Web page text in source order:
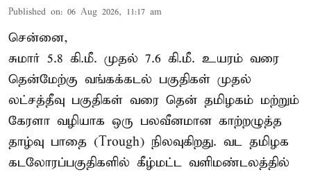
Published on: 06 Aug 2026, 11:17 am
சென்னை,
சுமார் 5.8 கி.மீ. முதல் 7.6 கி.மீ. உயரம் வரை
தென்மேற்கு வங்கக்கடல் பகுதிகள் முதல்
லட்சத்தீவு பகுதிகள் வரை தென் தமிழகம் மற்றும்
கேரளா வழியாக ஒரு பலவீனமான காற்றழுத்த
தாழ்வு பாதை (Trough) நிலவுகிறது. வட தமிழக
கடலோரப்பகுதிகளில் கீழ்மட்ட வளிமண்டலத்தில்